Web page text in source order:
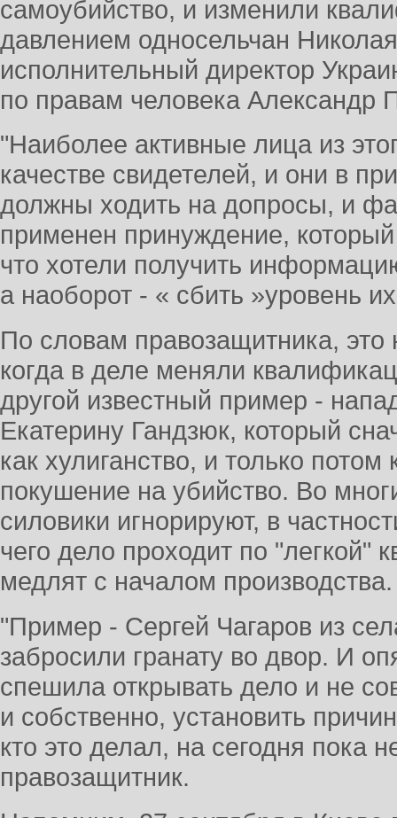
самоубийство, и изменили
давлением односельчан
исполнительный директор
по правам человека Александр
"Наиболее активные лица из
качестве свидетелей, и они в
должны ходить на допросы, и
применен принуждение,
что хотели получить
а наоборот - « сбить »уровень
По словам правозащитника, это
когда в деле меняли
другой известный пример -
Екатерину Гандзюк, который
как хулиганство, и только
покушение на убийство. Во
силовики игнорируют, в
чего дело проходит по "легкой"
медлят с началом производства.
"Пример - Сергей Чагаров из
забросили гранату во двор. И
спешила открывать дело и не
и собственно, установить
кто это делал, на сегодня пока
правозащитник.